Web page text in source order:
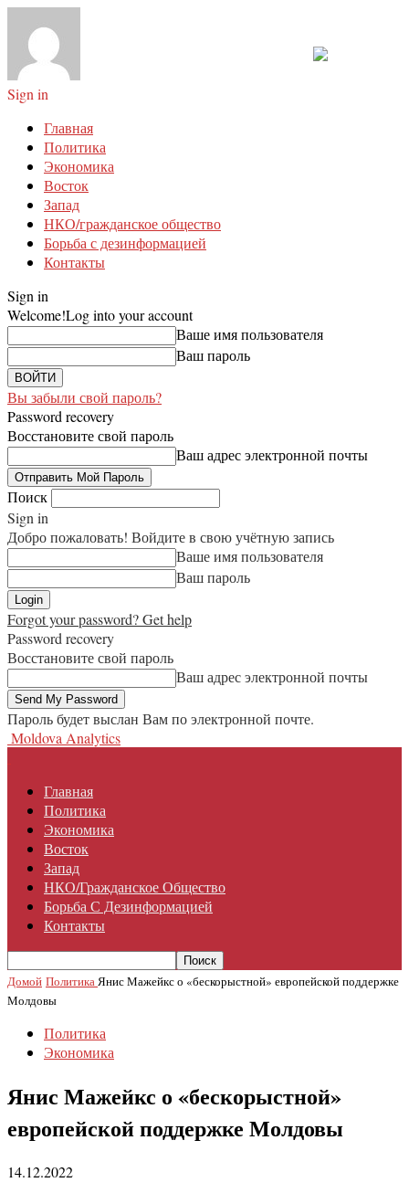
Sign in
Главная
Политика
Экономика
Восток
Запад
НКО/гражданское общество
Борьба с дезинформацией
Контакты
Sign in
Welcome!Log into your account
Ваше имя пользователя
Ваш пароль
Вы забыли свой пароль?
Password recovery
Восстановите свой пароль
Ваш адрес электронной почты
Поиск
Sign in
Добро пожаловать! Войдите в свою учётную запись
Ваше имя пользователя
Ваш пароль
Forgot your password? Get help
Password recovery
Восстановите свой пароль
Ваш адрес электронной почты
Пароль будет выслан Вам по электронной почте.
Moldova Analytics
Главная
Политика
Экономика
Восток
Запад
НКО/гражданское Общество
Борьба С Дезинформацией
Контакты
Домой ПолитикаЯнис Мажейкс о «бескорыстной» европейской поддержке
Молдовы
Политика
Экономика
Янис Мажейкс о «бескорыстной»
европейской поддержке Молдовы
14.12.2022